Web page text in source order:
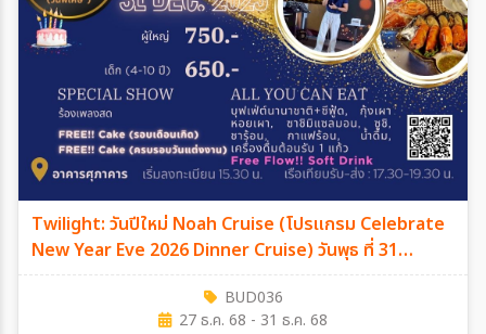
Twilight: วันปีใหม่ Noah Cruise (โปรแกรม Celebrate
New Year Eve 2026 Dinner Cruise) วันพุธ ที่ 31
ธันวาคม 2568
BUD036
27 ธ.ค. 68 - 31 ธ.ค. 68